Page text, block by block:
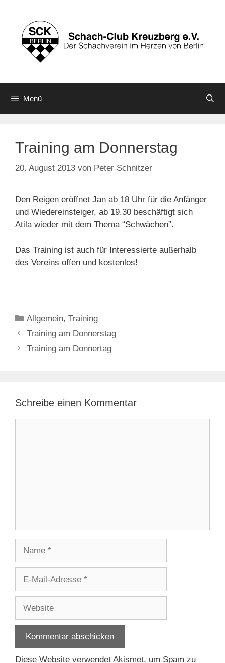
springen
Menü
Training am Donnerstag
20. August 2013 von Peter Schnitzer
Den Reigen eröffnet Jan ab 18 Uhr für die Anfänger
und Wiedereinsteiger, ab 19.30 beschäftigt sich
Atila wieder mit dem Thema “Schwächen”.
Das Training ist auch für Interessierte außerhalb
des Vereins offen und kostenlos!
Kategorien
Allgemein,Training
Training am Donnerstag
Training am Donnertag
Schreibe einen Kommentar
Adresse
Diese Website verwendet Akismet, um Spam zu